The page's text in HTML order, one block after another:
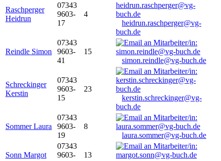
Raschperger
Heidrun
07343
9603-
17
4
heidrun.raschperger@vg-
buch.de
Reindle Simon
07343
9603-
41
15
simon.reindle@vg-buch.de
Schreckinger
Kerstin
07343
9603-
15
23
kerstin.schreckinger@vg-
buch.de
Sommer Laura
07343
9603-
19
8
laura.sommer@vg-buch.de
Sonn Margot
07343
9603-
13